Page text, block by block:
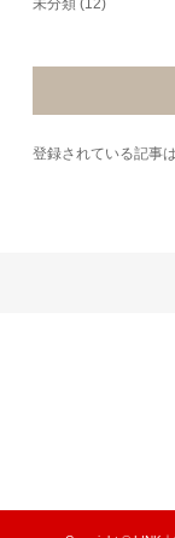
登録されている記事